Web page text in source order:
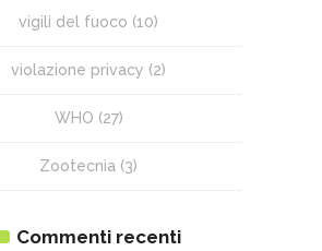
vigili del fuoco (10)
violazione privacy (2)
WHO (27)
Zootecnia (3)
Commenti recenti